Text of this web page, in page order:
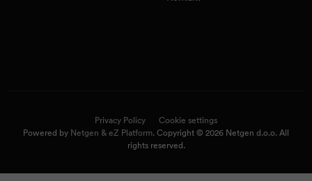
Powered by Netgen & eZ Platform. Copyright © 2026 Netgen d.o.o. All
rights reserved.
Privacy Policy Cookie settings